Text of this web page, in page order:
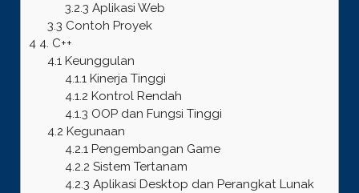
3.2.3 Aplikasi Web
3.3 Contoh Proyek
44. C++
4.1Keunggulan
4.1.1 Kinerja Tinggi
4.1.2 Kontrol Rendah
4.1.3 OOP dan Fungsi Tinggi
4.2 Kegunaan
4.2.1 Pengembangan Game
4.2.2 Sistem Tertanam
4.2.3 Aplikasi Desktop dan Perangkat Lunak